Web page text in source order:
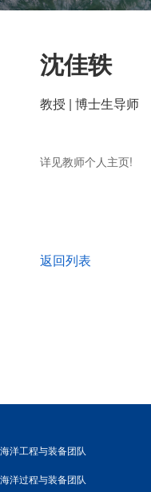
沈佳轶
教授 | 博士生导师
详见教师个人主页!
返回列表
海洋工程与装备团队
海洋过程与装备团队